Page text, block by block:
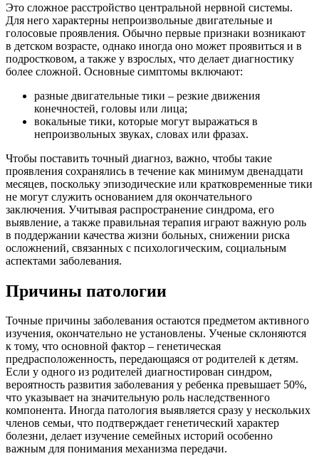
Это сложное расстройство центральной нервной системы.
Для него характерны непроизвольные двигательные и
голосовые проявления. Обычно первые признаки возникают
в детском возрасте, однако иногда оно может проявиться и в
подростковом, а также у взрослых, что делает диагностику
более сложной. Основные симптомы включают:
разные двигательные тики – резкие движения
конечностей, головы или лица;
вокальные тики, которые могут выражаться в
непроизвольных звуках, словах или фразах.
Чтобы поставить точный диагноз, важно, чтобы такие
проявления сохранялись в течение как минимум двенадцати
месяцев, поскольку эпизодические или кратковременные тики
не могут служить основанием для окончательного
заключения. Учитывая распространение синдрома, его
выявление, а также правильная терапия играют важную роль
в поддержании качества жизни больных, снижении риска
осложнений, связанных с психологическим, социальным
аспектами заболевания.
Причины патологии
Точные причины заболевания остаются предметом активного
изучения, окончательно не установлены. Ученые склоняются
к тому, что основной фактор – генетическая
предрасположенность, передающаяся от родителей к детям.
Если у одного из родителей диагностирован синдром,
вероятность развития заболевания у ребенка превышает 50%,
что указывает на значительную роль наследственного
компонента. Иногда патология выявляется сразу у нескольких
членов семьи, что подтверждает генетический характер
болезни, делает изучение семейных историй особенно
важным для понимания механизма передачи.